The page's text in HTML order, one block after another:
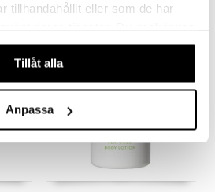
tillhandahållit eller som de har
användande av vår webbplats.
Tillåt alla
Anpassa